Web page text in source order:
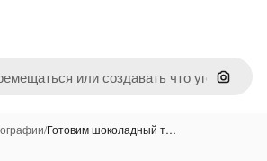
Поиск
/Готовим шоколадный т…